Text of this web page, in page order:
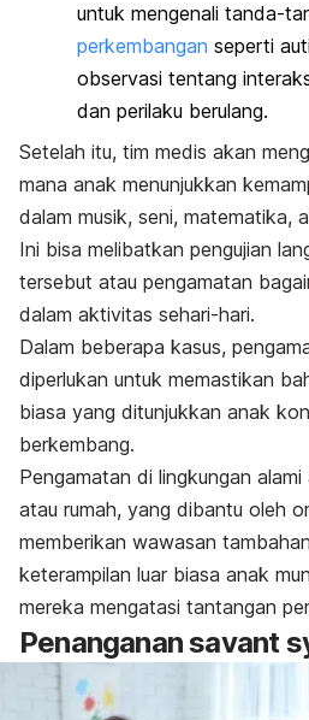
untuk mengenali tanda-
perkembangan seperti
observasi tentang
dan perilaku berulang.
Setelah itu, tim medis akan
mana anak menunjukkan
dalam musik, seni, matematika,
Ini bisa melibatkan pengujian
tersebut atau pengamatan
dalam aktivitas sehari-hari.
Dalam beberapa kasus,
diperlukan untuk memastikan
biasa yang ditunjukkan anak
berkembang.
Pengamatan di lingkungan
atau rumah, yang dibantu oleh
memberikan wawasan
keterampilan luar biasa anak
mereka mengatasi tantangan
Penanganansavant